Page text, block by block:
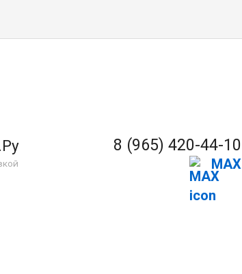
8 (965) 420-44-10
MAX